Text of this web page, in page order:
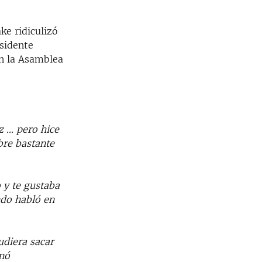
ridiculizó
la Asamblea
... pero hice
bastante
te gustaba
habló en
sacar